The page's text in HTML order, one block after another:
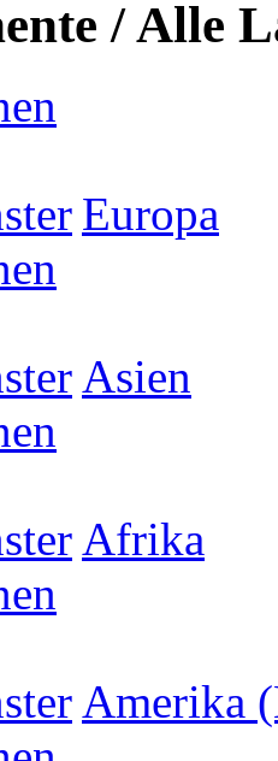
/ Alle
Europa
Asien
Afrika
Amerika